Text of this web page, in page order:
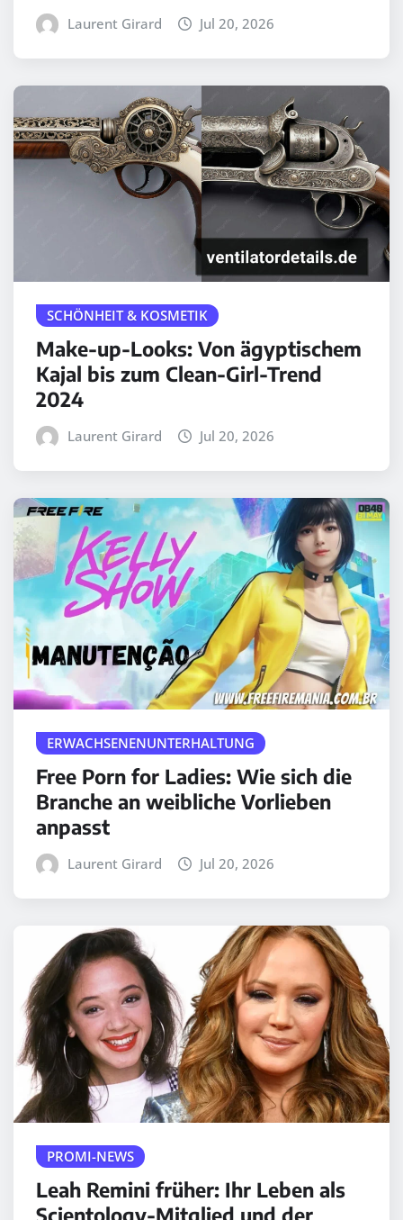
Laurent Girard Jul 20, 2026
SCHÖNHEIT & KOSMETIK
Make-up-Looks: Von ägyptischem
Kajal bis zum Clean-Girl-Trend
2024
Laurent Girard Jul 20, 2026
ERWACHSENENUNTERHALTUNG
Free Porn for Ladies: Wie sich die
Branche an weibliche Vorlieben
anpasst
Laurent Girard Jul 20, 2026
PROMI-NEWS
Leah Remini früher: Ihr Leben als
Scientology-Mitglied und der